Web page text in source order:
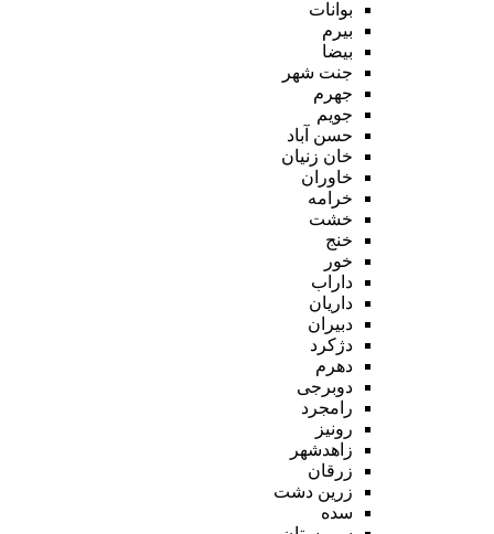
بوانات
بیرم
بیضا
جنت شهر
جهرم
جویم
حسن آباد
خان زنیان
خاوران
خرامه
خشت
خنج
خور
داراب
داریان
دبیران
دژکرد
دهرم
دوبرجی
رامجرد
رونیز
زاهدشهر
زرقان
زرین دشت
سده